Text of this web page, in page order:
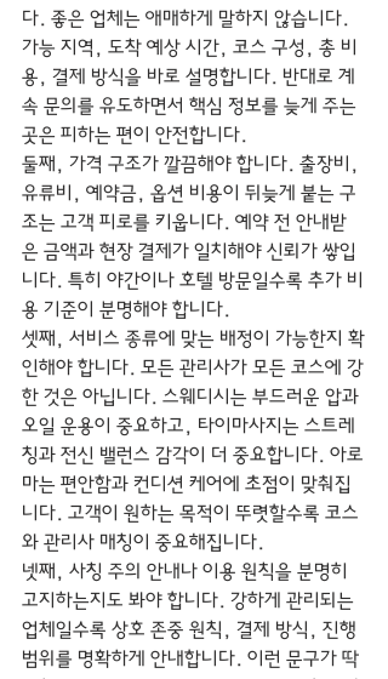
다. 좋은 업체는 애매하게 말하지 않습니다.
가능 지역, 도착 예상 시간, 코스 구성, 총 비
용, 결제 방식을 바로 설명합니다. 반대로 계
속 문의를 유도하면서 핵심 정보를 늦게 주는
곳은 피하는 편이 안전합니다.
둘째, 가격 구조가 깔끔해야 합니다. 출장비,
유류비, 예약금, 옵션 비용이 뒤늦게 붙는 구
조는 고객 피로를 키웁니다. 예약 전 안내받
은 금액과 현장 결제가 일치해야 신뢰가 쌓입
니다. 특히 야간이나 호텔 방문일수록 추가 비
용 기준이 분명해야 합니다.
셋째, 서비스 종류에 맞는 배정이 가능한지 확
인해야 합니다. 모든 관리사가 모든 코스에 강
한 것은 아닙니다. 스웨디시는 부드러운 압과
오일 운용이 중요하고, 타이마사지는 스트레
칭과 전신 밸런스 감각이 더 중요합니다. 아로
마는 편안함과 컨디션 케어에 초점이 맞춰집
니다. 고객이 원하는 목적이 뚜렷할수록 코스
와 관리사 매칭이 중요해집니다.
넷째, 사칭 주의 안내나 이용 원칙을 분명히
고지하는지도 봐야 합니다. 강하게 관리되는
업체일수록 상호 존중 원칙, 결제 방식, 진행
범위를 명확하게 안내합니다. 이런 문구가 딱